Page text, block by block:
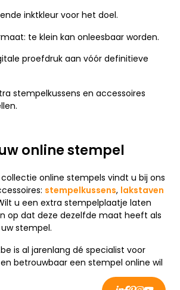
inktkleur voor het doel.
te klein kan onleesbaar worden.
proefdruk aan vóór definitieve
stempelkussens en accessoires
online stempel
online stempels vindt u bij ons
stempelkussens, lakstaven
u een extra stempelplaatje laten
op dat deze dezelfde maat heeft als
stempel.
is al jarenlang dé specialist voor
betrouwbaar een stempel online wil